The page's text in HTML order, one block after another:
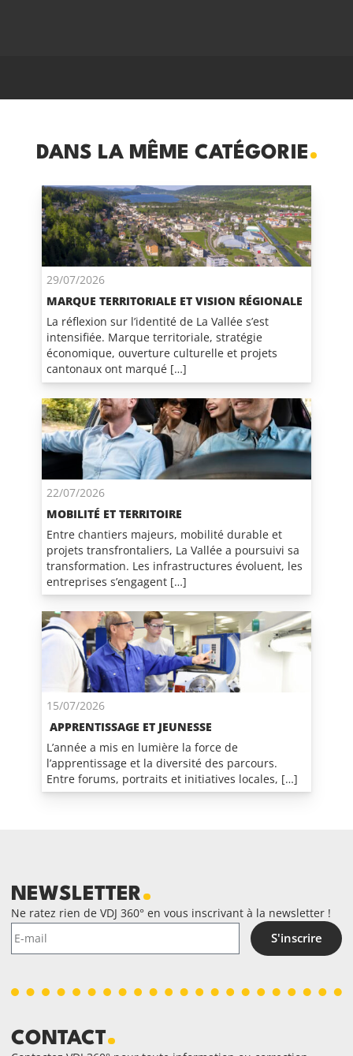
DANS LA MÊME CATÉGORIE
29/07/2026
MARQUE TERRITORIALE ET VISION RÉGIONALE
La réflexion sur l’identité de La Vallée s’est
intensifiée. Marque territoriale, stratégie
économique, ouverture culturelle et projets
cantonaux ont marqué […]
22/07/2026
MOBILITÉ ET TERRITOIRE
Entre chantiers majeurs, mobilité durable et
projets transfrontaliers, La Vallée a poursuivi sa
transformation. Les infrastructures évoluent, les
entreprises s’engagent […]
15/07/2026
APPRENTISSAGE ET JEUNESSE
L’année a mis en lumière la force de
l’apprentissage et la diversité des parcours.
Entre forums, portraits et initiatives locales, […]
NEWSLETTER
Ne ratez rien de VDJ 360° en vous inscrivant à la newsletter !
S'inscrire
CONTACT